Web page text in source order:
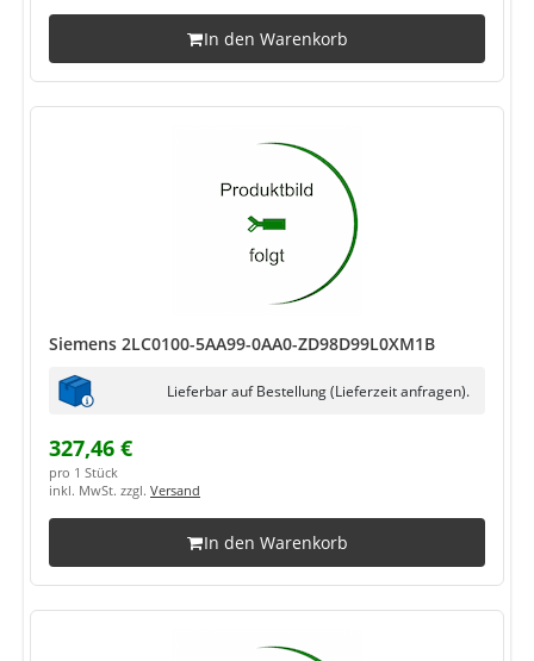
In den Warenkorb
Siemens 2LC0100-5AA99-0AA0-ZD98D99L0XM1B
Lieferbar auf Bestellung (Lieferzeit anfragen).
327,46 €
pro 1 Stück
inkl. MwSt. zzgl. Versand
In den Warenkorb